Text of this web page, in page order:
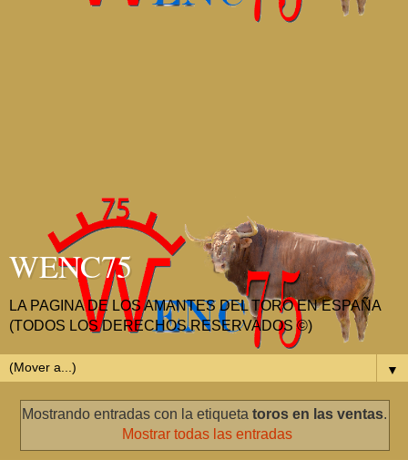
WENC75
LA PAGINA DE LOS AMANTES DEL TORO EN ESPAÑA
(TODOS LOS DERECHOS RESERVADOS ©)
▼
Mostrando entradas con la etiqueta toros en las ventas.
Mostrar todas las entradas